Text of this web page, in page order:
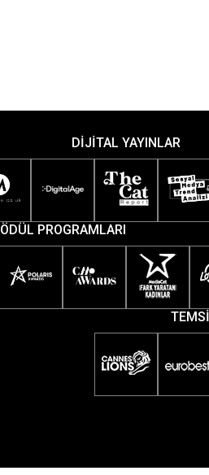
DİJİTAL YAYINLAR
ÖDÜL PROGRAMLARI